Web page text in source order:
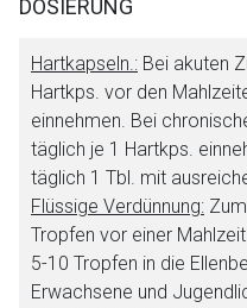
DOSIERUNG
Hartkapseln.: Bei akuten
Hartkps. vor den
einnehmen. Bei
täglich je 1 Hartkps.
täglich 1 Tbl. mit
Flüssige Verdünnung:
Tropfen vor einer
5-10 Tropfen in die
Erwachsene und